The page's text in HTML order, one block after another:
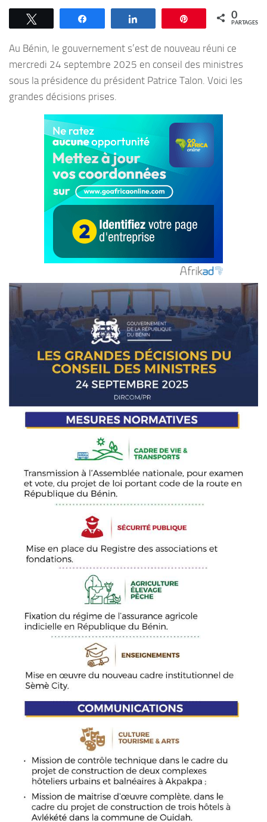
Épingle 0
PARTAGES
Au Bénin, le gouvernement s’est de nouveau réuni ce
mercredi 24 septembre 2025 en conseil des ministres
sous la présidence du président Patrice Talon. Voici les
grandes décisions prises.